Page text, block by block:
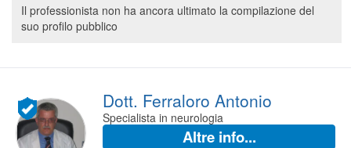
Segreteria virtuale
Il professionista non ha ancora ultimato la compilazione del
suo profilo pubblico
Dott. Ferraloro Antonio
Specialista in neurologia
Altre info...